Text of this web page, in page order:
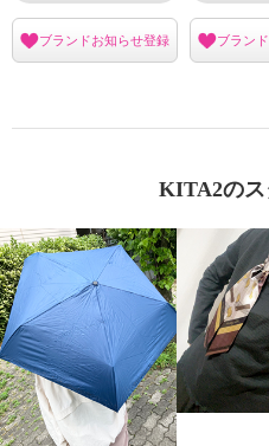
ブランドお知らせ登録 ブラン
KITA2の